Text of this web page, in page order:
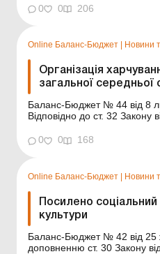
обліку запасів суб’єктів
затверджених наказом
0 0 206
Online Баланс-Бюджет Новини
Організація
загальної
Баланс-Бюджет № 44 від 8
Відповідно до ст. 32
№ 280) до власних
виконавчих органів
0 0 168
Online Баланс-Бюджет | Новини
Посилено соціальний
культури
Баланс-Бюджет № 42 від 25
доповненню ст. 30 Закону